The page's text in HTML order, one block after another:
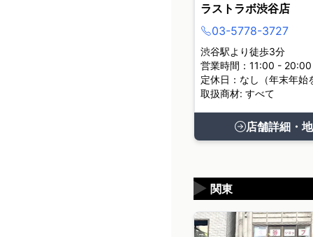
ラストラボ渋谷店
03-5778-3727
渋谷駅より徒歩3分
営業時間：11:00 - 20:00
定休日：なし（年末年始
取扱商材: すべて
店舗詳細・
関東
▶